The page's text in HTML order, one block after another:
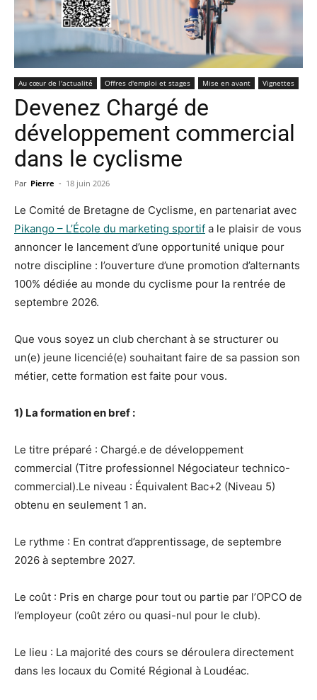
Au cœur de l'actualité Offres d'emploi et stages Mise en avant Vignettes
Devenez Chargé de
développement commercial
dans le cyclisme
Par Pierre - 18 juin 2026
Le Comité de Bretagne de Cyclisme, en partenariat avec
Pikango – L’École du marketing sportif a le plaisir de vous
annoncer le lancement d’une opportunité unique pour
notre discipline : l’ouverture d’une promotion d’alternants
100% dédiée au monde du cyclisme pour la rentrée de
septembre 2026.
Que vous soyez un club cherchant à se structurer ou
un(e) jeune licencié(e) souhaitant faire de sa passion son
métier, cette formation est faite pour vous.
1) La formation en bref :
Le titre préparé : Chargé.e de développement
commercial (Titre professionnel Négociateur technico-
commercial).Le niveau : Équivalent Bac+2 (Niveau 5)
obtenu en seulement 1 an.
Le rythme : En contrat d’apprentissage, de septembre
2026 à septembre 2027.
Le coût : Pris en charge pour tout ou partie par l’OPCO de
l’employeur (coût zéro ou quasi-nul pour le club).
Le lieu : La majorité des cours se déroulera directement
dans les locaux du Comité Régional à Loudéac.